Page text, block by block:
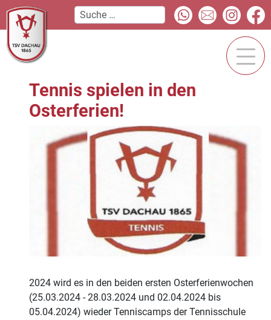
Tennis spielen in den
Osterferien!
2024 wird es in den beiden ersten Osterferienwochen
(25.03.2024 - 28.03.2024 und 02.04.2024 bis
05.04.2024) wieder Tenniscamps der Tennisschule